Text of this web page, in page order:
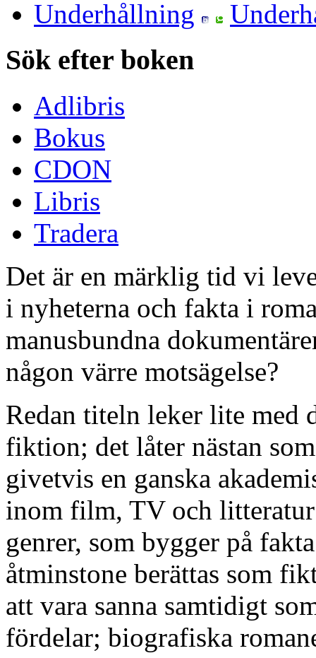
Underhållning
Sök efter boken
Adlibris
Bokus
CDON
Libris
Tradera
Det är en märklig tid vi
i nyheterna och fakta i
manusbundna
någon värre motsägelse?
Redan titeln leker lite med
fiktion; det låter nästan
givetvis en ganska
inom film, TV och litteratur
genrer, som bygger på
åtminstone berättas som
att vara sanna samtidigt
fördelar; biografiska